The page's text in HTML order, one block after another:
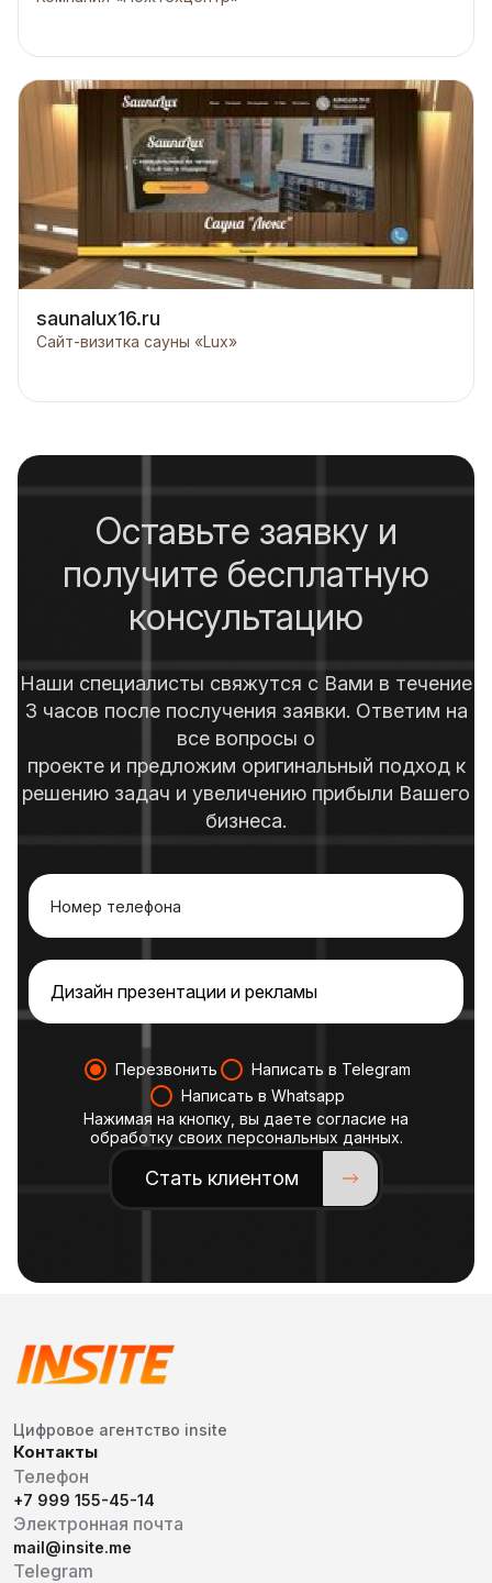
saunalux16.ru
Сайт-визитка сауны «Lux»
Оставьте заявку и
получите бесплатную
консультацию
Наши специалисты свяжутся с Вами в течение
3 часов после послучения заявки. Ответим на
все вопросы о
проекте и предложим оригинальный подход к
решению задач и увеличению прибыли Вашего
бизнеса.
Перезвонить
Написать в Telegram
Написать в Whatsapp
Нажимая на кнопку, вы даете согласие на
обработку своих персональных данных.
Стать клиентом
Цифровое агентство insite
Контакты
Телефон
+7 999 155-45-14
Электронная почта
mail@insite.me
Telegram